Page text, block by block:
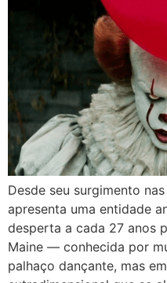
Desde seu surgimento
apresenta uma entidade
desperta a cada 27 anos
Maine — conhecida por
palhaço dançante, mas